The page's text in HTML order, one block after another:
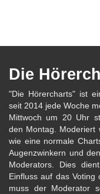
Die
"Die Hörercharts" ist
seit 2014 jede Woche
Mittwoch um 20 Uhr
den Montag. Moderiert
wie eine normale
Augenzwinkern und
Moderators. Dies
Einfluss auf das
muss der Moderator